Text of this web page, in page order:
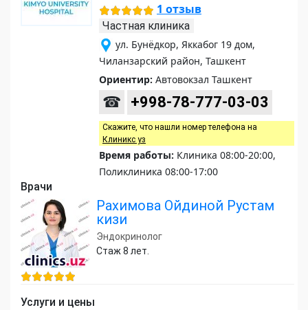
1 отзыв
Частная клиника
ул. Бунёдкор, Яккабог 19 дом,
Чиланзарский район, Ташкент
Ориентир: Автовокзал Ташкент
☎ +998-78-777-03-03
Скажите, что нашли номер телефона на
Клиникс уз
Время работы: Клиника 08:00-20:00,
Поликлиника 08:00-17:00
Врачи
Рахимова Ойдиной Рустам
кизи
Эндокринолог
Стаж 8 лет.
Услуги и цены